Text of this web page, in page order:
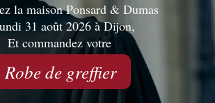
la maison Ponsard & Dumas
31 août 2026 à Dijon,
Et commandez votre
Robe de greffier